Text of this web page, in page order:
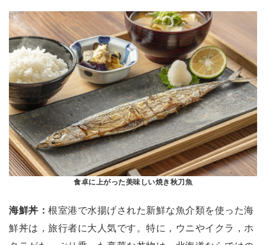
食卓に上がった美味しい焼き秋刀魚
海鮮丼： 根室港で水揚げされた新鮮な魚介類を使った海
鮮丼は，旅行者に大人気です。特に，ウニやイクラ，ホ